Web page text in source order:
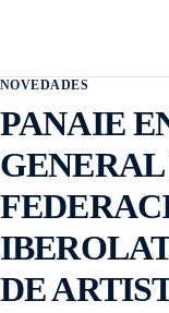
Conocenos
Socios
Estatutos
Contáctenos
NOVEDADES
PANAIE
DE